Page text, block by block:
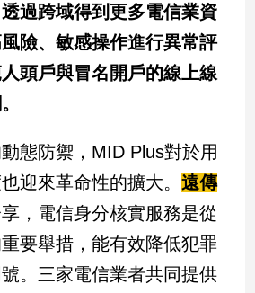
過跨域得到更多電信業資
險、敏感操作進行異常評
頭戶與冒名開戶的線上線
態防禦，MID Plus對於用
迎來革命性的擴大。遠傳
，電信身分核實服務是從
要舉措，能有效降低犯罪
。三家電信業者共同提供